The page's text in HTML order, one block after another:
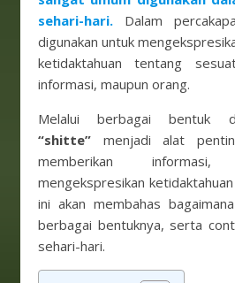
sehari-hari. Dalam
digunakan untuk
ketidaktahuan tentang
informasi, maupun orang.
Melalui berbagai bentuk
“shitte” menjadi alat
memberikan
mengekspresikan
ini akan membahas
berbagai bentuknya, serta
sehari-hari.